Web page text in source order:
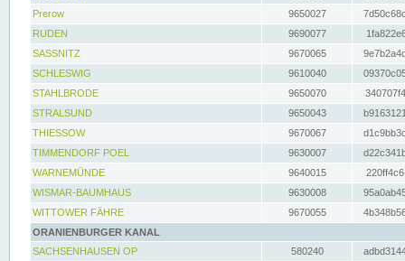
Prerow
9650027
RUDEN
9690077
SASSNITZ
9670065
SCHLESWIG
9610040
STAHLBRODE
9650070
STRALSUND
9650043
THIESSOW
9670067
TIMMENDORF POEL
9630007
WARNEMÜNDE
9640015
WISMAR-BAUMHAUS
9630008
WITTOWER FÄHRE
9670055
ORANIENBURGER KANAL
SACHSENHAUSEN OP
580240